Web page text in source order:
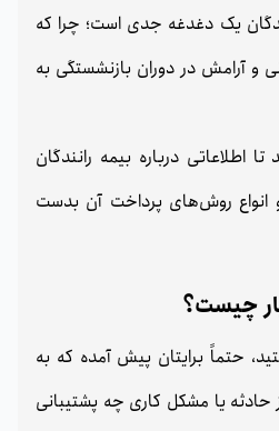
یک دغدغه جدی است؛ چرا که
و آرامش در دوران بازنشستگی به
اطلاعاتی درباره بیمه رانندگان
انواع روش‌های پرداخت آن بدست
چیست؟
حتماً برایتان پیش آمده که به
حادثه یا مشکل کاری چه پشتیبانی